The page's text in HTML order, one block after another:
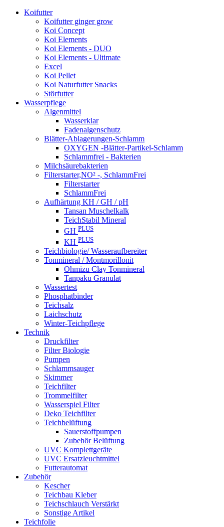
Koifutter
Koifutter ginger grow
Koi Concept
Koi Elements
Koi Elements - DUO
Koi Elements - Ultimate
Excel
Koi Pellet
Koi Naturfutter Snacks
Störfutter
Wasserpflege
Algenmittel
Wasserklar
Fadenalgenschutz
Blätter-Ablagerungen-Schlamm
OXYGEN -Blätter-Partikel-Schlamm
Schlammfrei - Bakterien
Milchsäurebakterien
Filterstarter,NO² -, SchlammFrei
Filterstarter
SchlammFrei
Aufhärtung KH / GH / pH
Tansan Muschelkalk
TeichStabil Mineral
GH PLUS
KH PLUS
Teichbiologie/ Wasseraufbereiter
Tonmineral / Montmorillonit
Ohmizu Clay Tonmineral
Tanpaku Granulat
Wassertest
Phosphatbinder
Teichsalz
Laichschutz
Winter-Teichpflege
Technik
Druckfilter
Filter Biologie
Pumpen
Schlammsauger
Skimmer
Teichfilter
Trommelfilter
Wasserspiel Filter
Deko Teichfilter
Teichbelüftung
Sauerstoffpumpen
Zubehör Belüftung
UVC Komplettgeräte
UVC Ersatzleuchtmittel
Futterautomat
Zubehör
Kescher
Teichbau Kleber
Teichschlauch Verstärkt
Sonstige Artikel
Teichfolie